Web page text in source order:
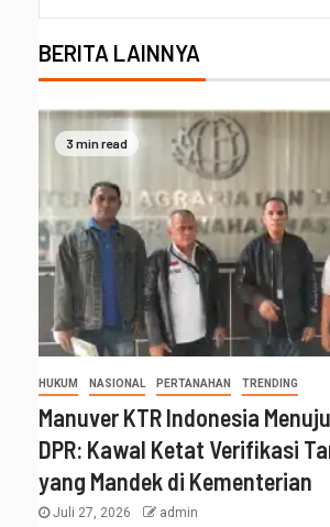
BERITA LAINNYA
3 min read
HUKUM NASIONAL PERTANAHAN TRENDING
Manuver KTR Indonesia
DPR: Kawal Ketat Verifikasi
yang Mandek di Kementerian
Juli 27, 2026 admin